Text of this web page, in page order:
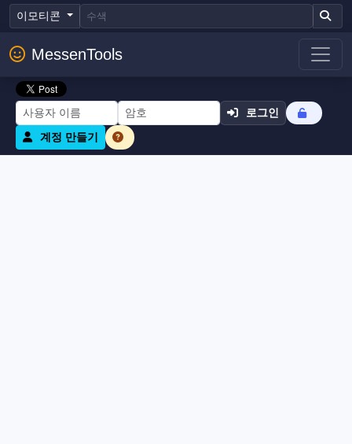
이모티콘
MessenTools
로그인
계정 만들기